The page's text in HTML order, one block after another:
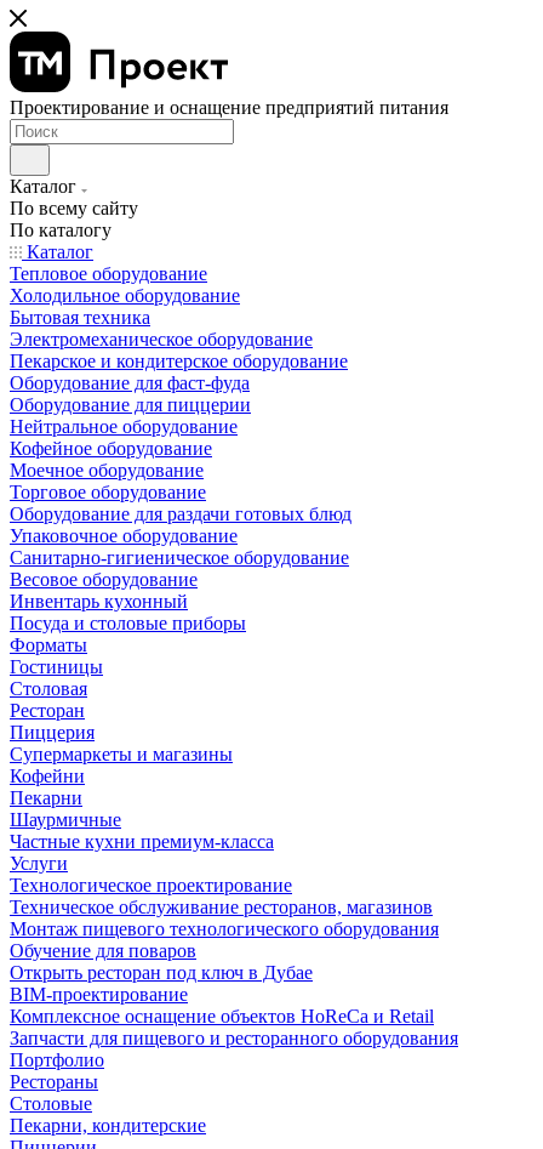
Проектирование и оснащение предприятий питания
Каталог
По всему сайту
По каталогу
Каталог
Тепловое оборудование
Холодильное оборудование
Бытовая техника
Электромеханическое оборудование
Пекарское и кондитерское оборудование
Оборудование для фаст-фуда
Оборудование для пиццерии
Нейтральное оборудование
Кофейное оборудование
Моечное оборудование
Торговое оборудование
Оборудование для раздачи готовых блюд
Упаковочное оборудование
Санитарно-гигиеническое оборудование
Весовое оборудование
Инвентарь кухонный
Посуда и столовые приборы
Форматы
Гостиницы
Столовая
Ресторан
Пиццерия
Супермаркеты и магазины
Кофейни
Пекарни
Шаурмичные
Частные кухни премиум-класса
Услуги
Технологическое проектирование
Техническое обслуживание ресторанов, магазинов
Монтаж пищевого технологического оборудования
Обучение для поваров
Открыть ресторан под ключ в Дубае
BIM-проектирование
Комплексное оснащение объектов HoReCa и Retail
Запчасти для пищевого и ресторанного оборудования
Портфолио
Рестораны
Столовые
Пекарни, кондитерские